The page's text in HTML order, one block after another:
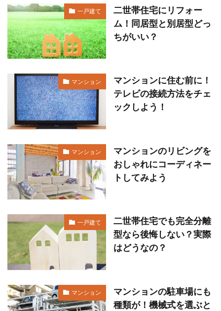
一戸建て
二世帯住宅にリフォー
ム！同居型と別居型どっ
ちがいい？
マンション
マンションに住む前に！
テレビの接続方法をチェ
ックしよう！
マンション
マンションのリビングを
おしゃれにコーディネー
トしてみよう
一戸建て
二世帯住宅でも完全分離
型なら後悔しない？実際
はどうなの？
マンション
マンションの駐車場にも
種類が！機械式を選ぶと